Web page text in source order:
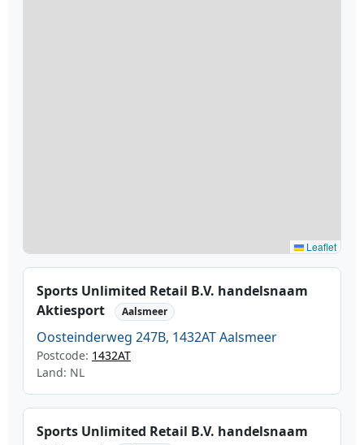
Leaflet
Sports Unlimited Retail B.V. handelsnaam
Aktiesport
Aalsmeer
Oosteinderweg 247B, 1432AT Aalsmeer
Postcode: 1432AT
Land: NL
Sports Unlimited Retail B.V. handelsnaam